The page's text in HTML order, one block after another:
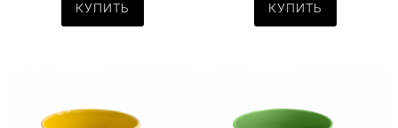
КУПИТЬ КУПИТЬ